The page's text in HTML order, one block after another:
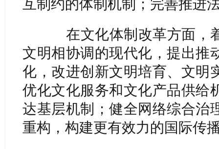
互制约的体制机制；完善推进
在文化体制改革方面，
文明相协调的现代化，提出推
化，改进创新文明培育、文明
优化文化服务和文化产品供给
达基层机制；健全网络综合治
重构，构建更有效力的国际传